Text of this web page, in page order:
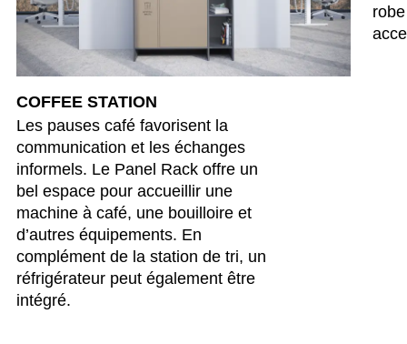
Singapour
Slovaquie
Slovénie (SI)
Suisse
Suède(SE)
Sénégal(SN)
Tanzanie(TZ)
Taïwan(TW)
Thaïlande (TH)
Tunisien(TN)
Ukraine(UA)
Égypte
COFFEE STATION
Les pauses café favorisent la
communication et les échanges
informels. Le Panel Rack offre un
bel espace pour accueillir une
machine à café, une bouilloire et
d’autres équipements. En
complément de la station de tri, un
réfrigérateur peut également être
intégré.